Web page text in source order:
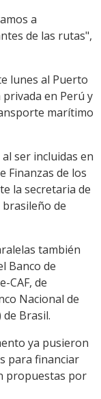
a
de las rutas",
lunes al Puerto
en Perú y
marítimo
ser incluidas en
Finanzas de los
la secretaria de
de
también
Banco de
CAF, de
Nacional de
de Brasil.
ya pusieron
para financiar
propuestas por